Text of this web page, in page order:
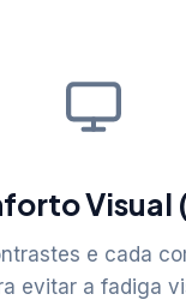
Visual
e cada
evitar a fadiga